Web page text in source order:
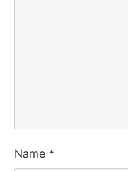
Name *